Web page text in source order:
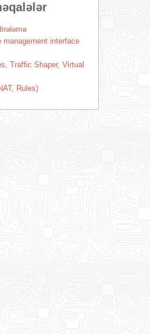
interface
Traffic Shaper, Virtual
Rules)